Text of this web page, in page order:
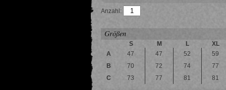
Anzahl:
Größen
S M L
XL
A
47 47 52
59
B
70 72 74
77
C
73 77 81 81